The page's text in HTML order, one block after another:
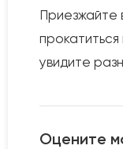
Приезжайте
увидите
Оцените